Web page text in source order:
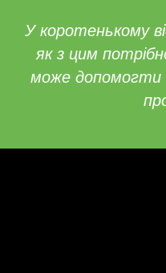
У коротенькому
як з цим
може допомогти